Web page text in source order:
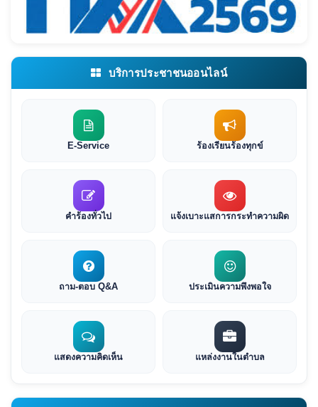
บริการประชาชนออนไลน์
E-Service ร้องเรียนร้องทุกข์
คำร้องทั่วไป แจ้งเบาะแสการกระทำความผิด
ถาม-ตอบ Q&A ประเมินความพึงพอใจ
แสดงความคิดเห็น แหล่งงานในตำบล